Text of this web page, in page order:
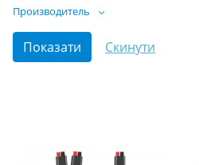
Производитель